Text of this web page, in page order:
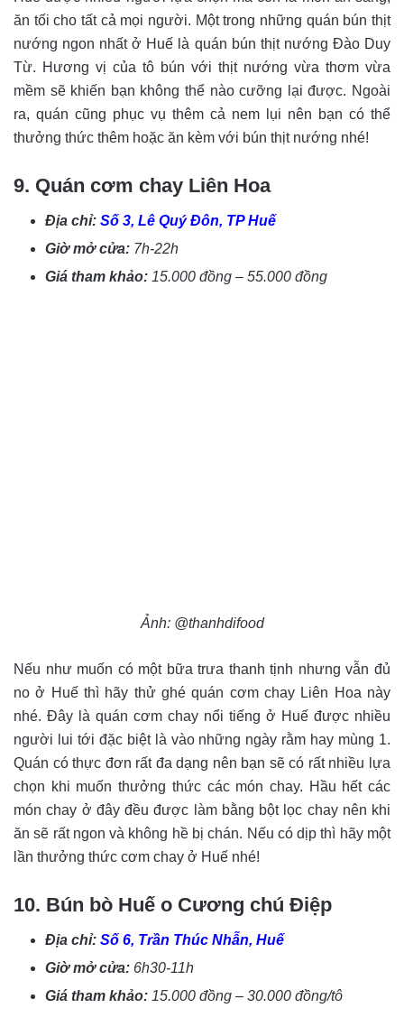
ăn tối cho tất cả mọi người. Một trong những quán bún thịt
nướng ngon nhất ở Huế là quán bún thịt nướng Đào Duy
Từ. Hương vị của tô bún với thịt nướng vừa thơm vừa
mềm sẽ khiến bạn không thể nào cưỡng lại được. Ngoài
ra, quán cũng phục vụ thêm cả nem lụi nên bạn có thể
thưởng thức thêm hoặc ăn kèm với bún thịt nướng nhé!
9. Quán cơm chay Liên Hoa
Địa chỉ: Số 3, Lê Quý Đôn, TP Huế
Giờ mở cửa: 7h-22h
Giá tham khảo: 15.000 đồng – 55.000 đồng
Ảnh: @thanhdifood
Nếu như muốn có một bữa trưa thanh tịnh nhưng vẫn đủ
no ở Huế thì hãy thử ghé quán cơm chay Liên Hoa này
nhé. Đây là quán cơm chay nổi tiếng ở Huế được nhiều
người lui tới đặc biệt là vào những ngày rằm hay mùng 1.
Quán có thực đơn rất đa dạng nên bạn sẽ có rất nhiều lựa
chọn khi muốn thưởng thức các món chay. Hầu hết các
món chay ở đây đều được làm bằng bột lọc chay nên khi
ăn sẽ rất ngon và không hề bị chán. Nếu có dịp thì hãy một
lần thưởng thức cơm chay ở Huế nhé!
10. Bún bò Huế o Cương chú Điệp
Địa chỉ: Số 6, Trần Thúc Nhẫn, Huế
Giờ mở cửa: 6h30-11h
Giá tham khảo: 15.000 đồng – 30.000 đồng/tô